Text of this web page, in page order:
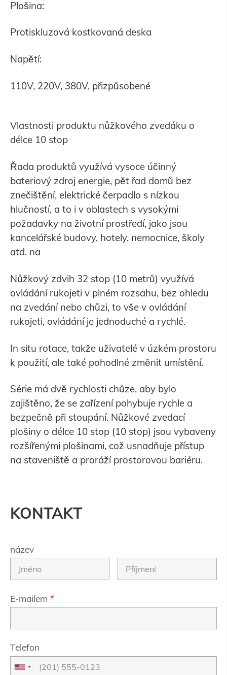
Plošina:
Protiskluzová kostkovaná deska
Napětí:
110V, 220V, 380V, přizpůsobené
Vlastnosti produktu nůžkového zvedáku o
délce 10 stop
Řada produktů využívá vysoce účinný
bateriový zdroj energie, pět řad domů bez
znečištění, elektrické čerpadlo s nízkou
hlučností, a to i v oblastech s vysokými
požadavky na životní prostředí, jako jsou
kancelářské budovy, hotely, nemocnice, školy
atd. na
Nůžkový zdvih 32 stop (10 metrů) využívá
ovládání rukojeti v plném rozsahu, bez ohledu
na zvedání nebo chůzi, to vše v ovládání
rukojeti, ovládání je jednoduché a rychlé.
In situ rotace, takže uživatelé v úzkém prostoru
k použití, ale také pohodlné změnit umístění.
Série má dvě rychlosti chůze, aby bylo
zajištěno, že se zařízení pohybuje rychle a
bezpečně při stoupání. Nůžkové zvedací
plošiny o délce 10 stop (10 stop) jsou vybaveny
rozšířenými plošinami, což usnadňuje přístup
na staveniště a proráží prostorovou bariéru.
KONTAKT
název
E-mailem *
Telefon